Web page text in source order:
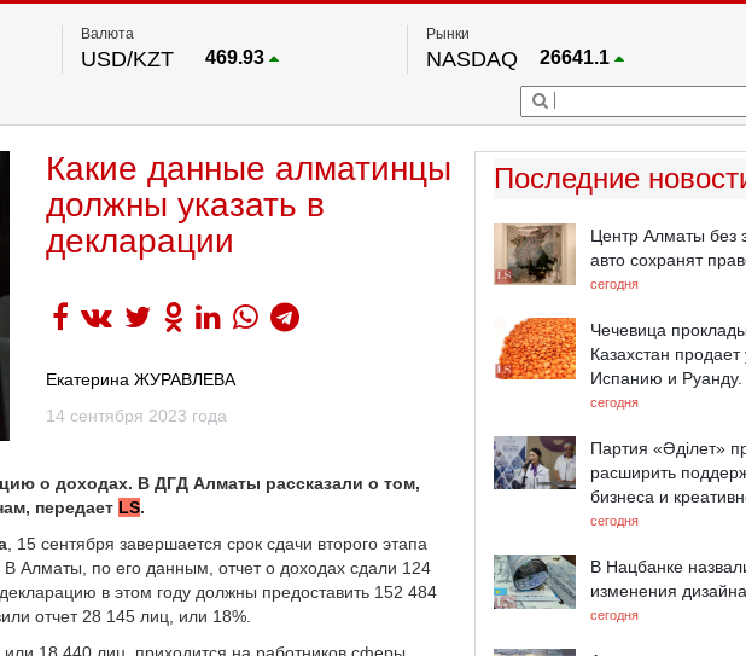
Валюта
USD/KZT 469.93
Рынки
NASDAQ 26641.1
FTSE 100 67.17
54024.9
S&P 500
NYSE 24555.3
Какие данные алматинцы
должны указать в
декларации
Екатерина ЖУРАВЛЕВА
14 сентября 2023 года
о доходах. В ДГД Алматы рассказали о том,
передает LS.
, 15 сентября завершается срок сдачи второго этапа
Алматы, по его данным, отчет о доходах сдали 124
в этом году должны предоставить 152 484
отчет 28 145 лиц, или 18%.
Последние
Центр Алматы без
авто сохранят
сегодня
Чечевица
Казахстан
Испанию и
сегодня
Партия «Әділет»
расширить
бизнеса и
сегодня
В Нацбанке
изменения
сегодня